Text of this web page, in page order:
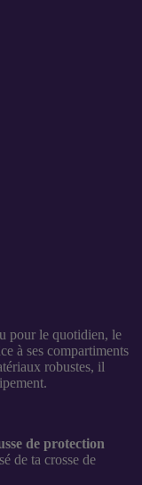
pour le quotidien, le
à ses compartiments
robustes, il
de protection
de ta crosse de